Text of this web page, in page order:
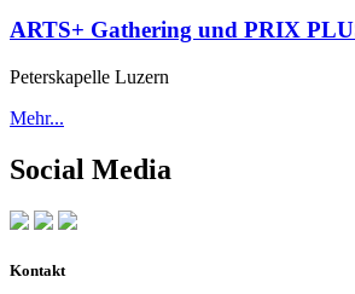
ARTS+ Gathering und PRIX
Peterskapelle Luzern
Mehr...
Social Media
Kontakt